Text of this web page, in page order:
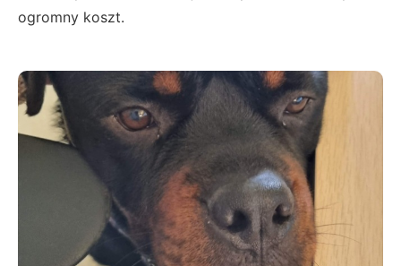
ogromny koszt.